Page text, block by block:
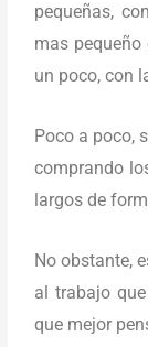
pequeñas,
mas
un poco, con
Poco a poco,
comprando
largos de
No obstante,
al trabajo
que mejor